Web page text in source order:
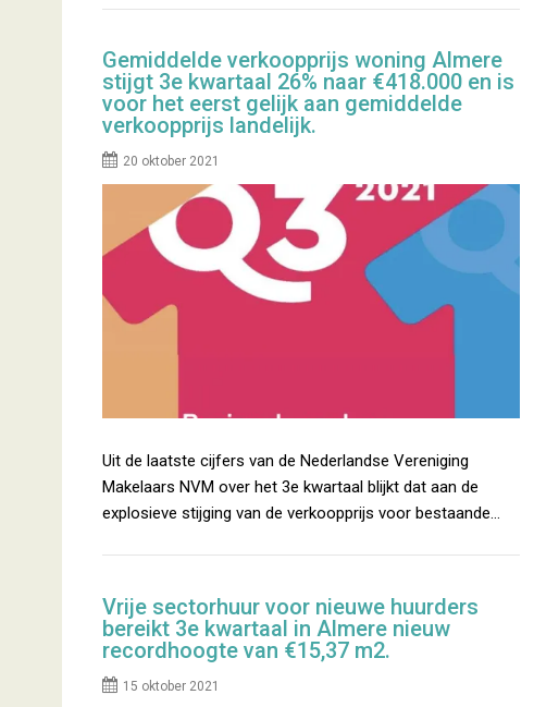
Gemiddelde verkoopprijs woning Almere
stijgt 3e kwartaal 26% naar €418.000 en is
voor het eerst gelijk aan gemiddelde
verkoopprijs landelijk.
20 oktober 2021
Uit de laatste cijfers van de Nederlandse Vereniging
Makelaars NVM over het 3e kwartaal blijkt dat aan de
explosieve stijging van de verkoopprijs voor bestaande…
Vrije sectorhuur voor nieuwe huurders
bereikt 3e kwartaal in Almere nieuw
recordhoogte van €15,37 m2.
15 oktober 2021